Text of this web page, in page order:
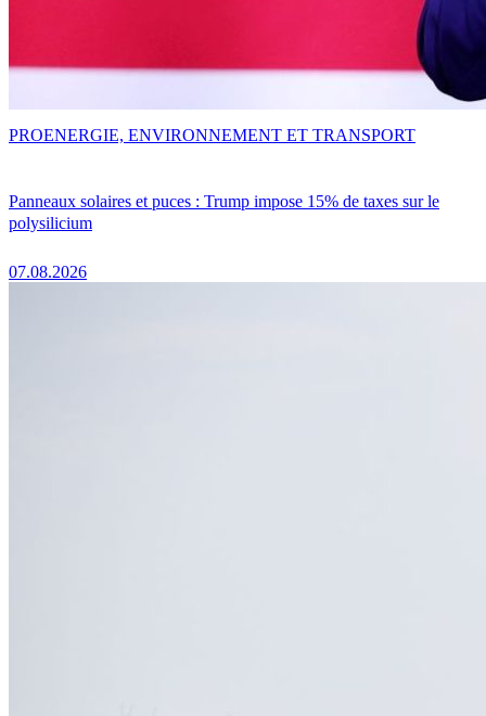
Panneaux solaires et puces : Trump impose 15% de taxes sur le
polysilicium
07.08.2026
PROENERGIE, ENVIRONNEMENT ET TRANSPORT